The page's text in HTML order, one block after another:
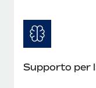
Supporto per